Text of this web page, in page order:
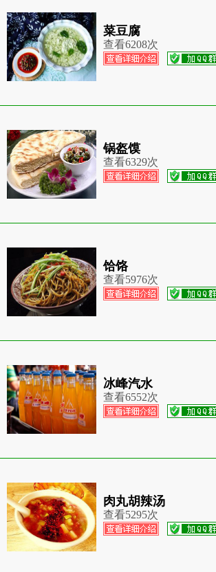
菜豆腐
查看6208次
锅盔馍
查看6329次
饸饹
查看5976次
冰峰汽水
查看6552次
肉丸胡辣汤
查看5295次